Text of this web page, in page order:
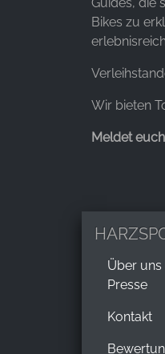
Bikes zu
Wir bieten
Meldet
Über
Presse
Kontakt
Google Analytics
_ga, _gid, _gac_gb_
Anbieter:
Laufzeit:
EXTERNE
Um Inhalte von